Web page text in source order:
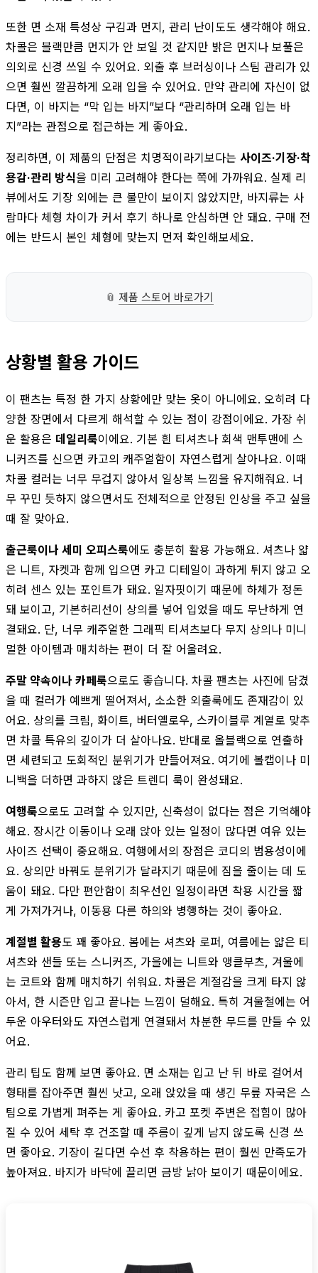
또한 면 소재 특성상 구김과 먼지, 관리 난이도도 생각해야 해요.
차콜은 블랙만큼 먼지가 안 보일 것 같지만 밝은 먼지나 보풀은
의외로 신경 쓰일 수 있어요. 외출 후 브러싱이나 스팀 관리가 있
으면 훨씬 깔끔하게 오래 입을 수 있어요. 만약 관리에 자신이 없
다면, 이 바지는 “막 입는 바지”보다 “관리하며 오래 입는 바
지”라는 관점으로 접근하는 게 좋아요.
정리하면, 이 제품의 단점은 치명적이라기보다는 사이즈·기장·착
용감·관리 방식을 미리 고려해야 한다는 쪽에 가까워요. 실제 리
뷰에서도 기장 외에는 큰 불만이 보이지 않았지만, 바지류는 사
람마다 체형 차이가 커서 후기 하나로 안심하면 안 돼요. 구매 전
에는 반드시 본인 체형에 맞는지 먼저 확인해보세요.
📎 제품 스토어 바로가기
상황별 활용 가이드
이 팬츠는 특정 한 가지 상황에만 맞는 옷이 아니에요. 오히려 다
양한 장면에서 다르게 해석할 수 있는 점이 강점이에요. 가장 쉬
운 활용은 데일리룩이에요. 기본 흰 티셔츠나 회색 맨투맨에 스
니커즈를 신으면 카고의 캐주얼함이 자연스럽게 살아나요. 이때
차콜 컬러는 너무 무겁지 않아서 일상복 느낌을 유지해줘요. 너
무 꾸민 듯하지 않으면서도 전체적으로 안정된 인상을 주고 싶을
때 잘 맞아요.
출근룩이나 세미 오피스룩에도 충분히 활용 가능해요. 셔츠나 얇
은 니트, 자켓과 함께 입으면 카고 디테일이 과하게 튀지 않고 오
히려 센스 있는 포인트가 돼요. 일자핏이기 때문에 하체가 정돈
돼 보이고, 기본허리선이 상의를 넣어 입었을 때도 무난하게 연
결돼요. 단, 너무 캐주얼한 그래픽 티셔츠보다 무지 상의나 미니
멀한 아이템과 매치하는 편이 더 잘 어울려요.
주말 약속이나 카페룩으로도 좋습니다. 차콜 팬츠는 사진에 담겼
을 때 컬러가 예쁘게 떨어져서, 소소한 외출룩에도 존재감이 있
어요. 상의를 크림, 화이트, 버터옐로우, 스카이블루 계열로 맞추
면 차콜 특유의 깊이가 더 살아나요. 반대로 올블랙으로 연출하
면 세련되고 도회적인 분위기가 만들어져요. 여기에 볼캡이나 미
니백을 더하면 과하지 않은 트렌디 룩이 완성돼요.
여행룩으로도 고려할 수 있지만, 신축성이 없다는 점은 기억해야
해요. 장시간 이동이나 오래 앉아 있는 일정이 많다면 여유 있는
사이즈 선택이 중요해요. 여행에서의 장점은 코디의 범용성이에
요. 상의만 바꿔도 분위기가 달라지기 때문에 짐을 줄이는 데 도
움이 돼요. 다만 편안함이 최우선인 일정이라면 착용 시간을 짧
게 가져가거나, 이동용 다른 하의와 병행하는 것이 좋아요.
계절별 활용도 꽤 좋아요. 봄에는 셔츠와 로퍼, 여름에는 얇은 티
셔츠와 샌들 또는 스니커즈, 가을에는 니트와 앵클부츠, 겨울에
는 코트와 함께 매치하기 쉬워요. 차콜은 계절감을 크게 타지 않
아서, 한 시즌만 입고 끝나는 느낌이 덜해요. 특히 겨울철에는 어
두운 아우터와도 자연스럽게 연결돼서 차분한 무드를 만들 수 있
어요.
관리 팁도 함께 보면 좋아요. 면 소재는 입고 난 뒤 바로 걸어서
형태를 잡아주면 훨씬 낫고, 오래 앉았을 때 생긴 무릎 자국은 스
팀으로 가볍게 펴주는 게 좋아요. 카고 포켓 주변은 접힘이 많아
질 수 있어 세탁 후 건조할 때 주름이 깊게 남지 않도록 신경 쓰
면 좋아요. 기장이 길다면 수선 후 착용하는 편이 훨씬 만족도가
높아져요. 바지가 바닥에 끌리면 금방 낡아 보이기 때문이에요.